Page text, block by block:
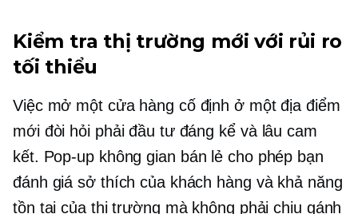
Kiểm tra thị trường mới với rủi ro
tối thiểu
Việc mở một cửa hàng cố định ở một địa điểm
mới đòi hỏi phải đầu tư đáng kể và lâu cam
kết. Pop-upkhông gian bán lẻ cho phép bạn
đánh giá sở thích của khách hàng và khả năng
tồn tại của thị trường mà không phải chịu gánh